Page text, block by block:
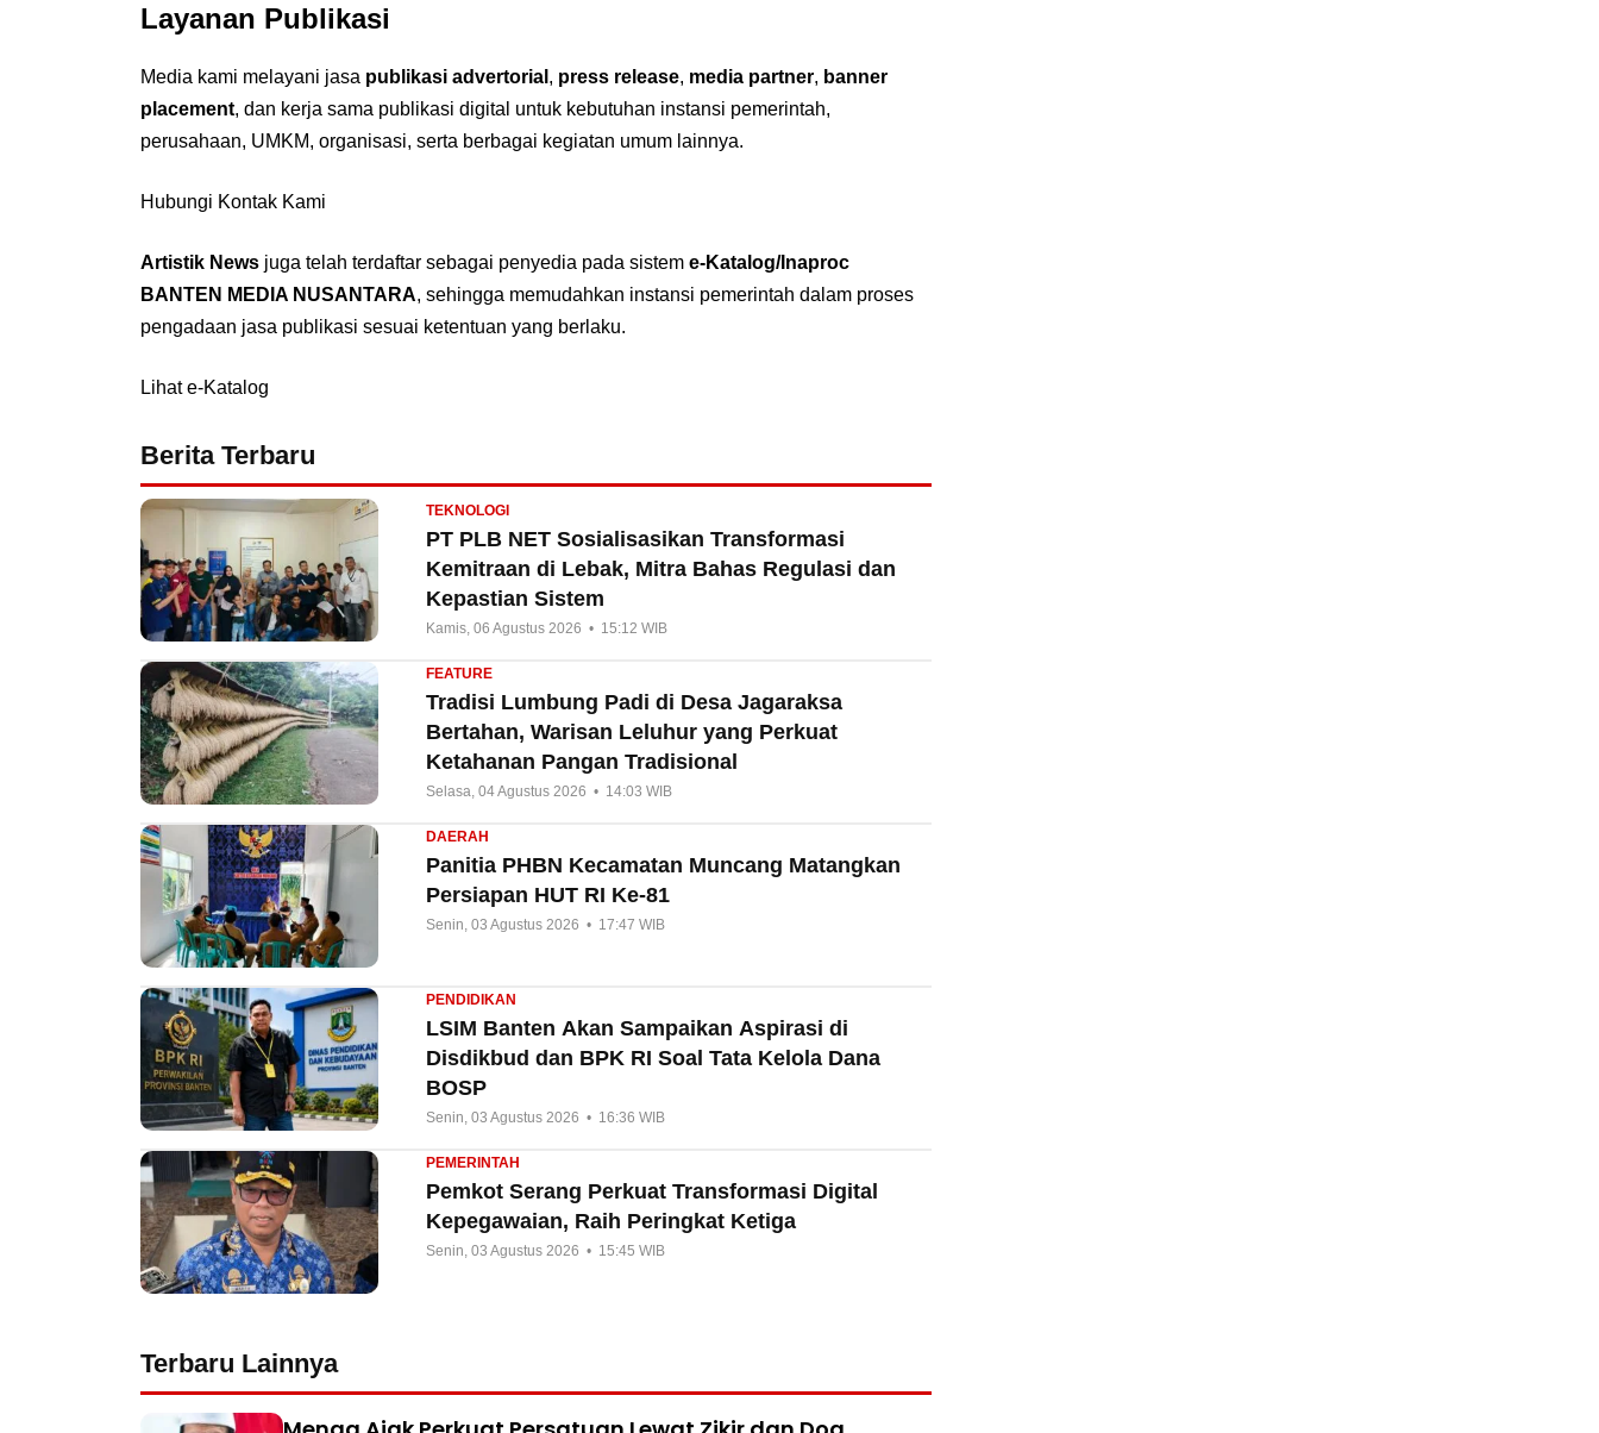
Layanan Publikasi
Media kami melayani jasa publikasi advertorial , press release, media partner, banner
placement, dan kerja sama publikasi digital untuk kebutuhan instansi pemerintah,
perusahaan, UMKM, organisasi, serta berbagai kegiatan umum lainnya.
Hubungi Kontak Kami
Artistik Newsjuga telah terdaftar sebagai penyedia pada sistem e-Katalog/Inaproc
BANTEN MEDIA NUSANTARA, sehingga memudahkan instansi pemerintah dalam proses
pengadaan jasa publikasi sesuai ketentuan yang berlaku.
Lihat e-Katalog
Berita Terbaru
TEKNOLOGI
PT PLB NET Sosialisasikan Transformasi
Kemitraan di Lebak, Mitra Bahas Regulasi dan
Kepastian Sistem
Kamis, 06 Agustus 2026 • 15:12 WIB
FEATURE
Tradisi Lumbung Padi di Desa Jagaraksa
Bertahan, Warisan Leluhur yang Perkuat
Ketahanan Pangan Tradisional
Selasa, 04 Agustus 2026 • 14:03 WIB
DAERAH
Panitia PHBN Kecamatan Muncang Matangkan
Persiapan HUT RI Ke-81
Senin, 03 Agustus 2026 • 17:47 WIB
PENDIDIKAN
LSIM Banten Akan Sampaikan Aspirasi di
Disdikbud dan BPK RI Soal Tata Kelola Dana
BOSP
Senin, 03 Agustus 2026 • 16:36 WIB
PEMERINTAH
Pemkot Serang Perkuat Transformasi Digital
Kepegawaian, Raih Peringkat Ketiga
Senin, 03 Agustus 2026 • 15:45 WIB
Terbaru Lainnya